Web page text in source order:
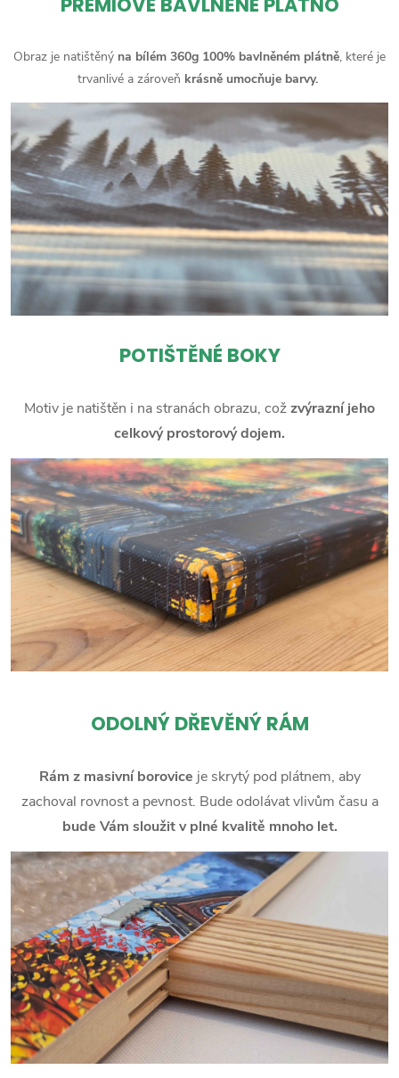
Obraz je natištěný na bílém 360g 100% bavlněném plátně, které je
trvanlivé a zároveň krásně umocňuje barvy.
POTIŠTĚNÉ BOKY
Motiv je natištěn i na stranách obrazu, cožzvýrazní jeho
celkový prostorový dojem.
ODOLNÝ DŘEVĚNÝ RÁM
Rám z masivní borovice je skrytý pod plátnem, aby
zachoval rovnost a pevnost. Bude odolávat vlivům času a
bude Vám sloužit v plné kvalitě mnoho let.